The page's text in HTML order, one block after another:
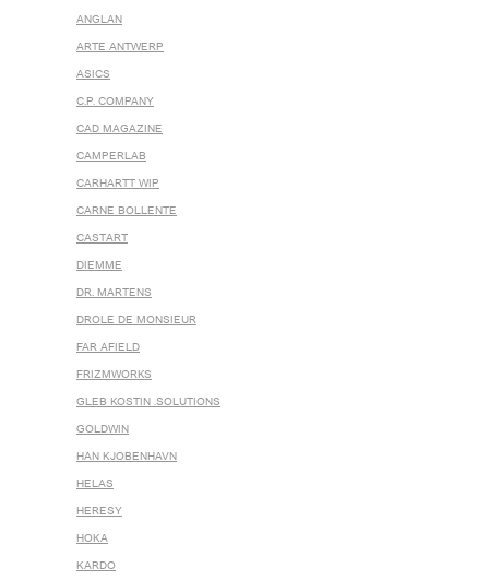
ANGLAN
ARTE ANTWERP
ASICS
C.P. COMPANY
CAD MAGAZINE
CAMPERLAB
CARHARTT WIP
CARNE BOLLENTE
CASTART
DIEMME
DR. MARTENS
DROLE DE MONSIEUR
FAR AFIELD
FRIZMWORKS
GLEB KOSTIN .SOLUTIONS
GOLDWIN
HAN KJOBENHAVN
HELAS
HERESY
HOKA
KARDO